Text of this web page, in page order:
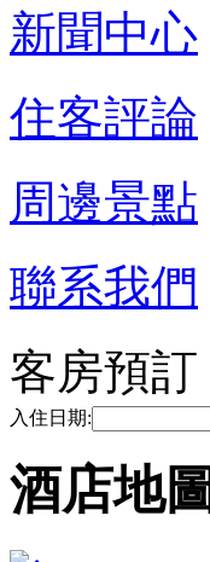
新聞中心
住客評論
周邊景點
聯系我們
客房預訂
入住日期:
酒店地圖